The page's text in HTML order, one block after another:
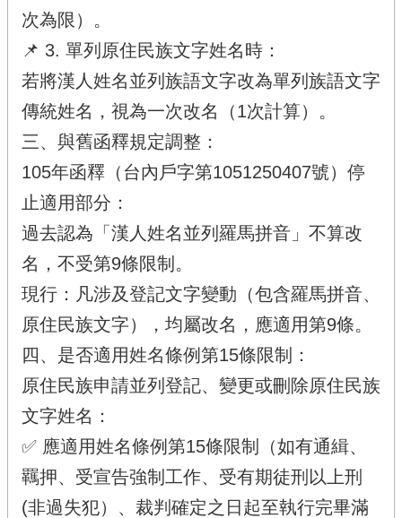
次為限）。
📌 3. 單列原住民族文字姓名時：
若將漢人姓名並列族語文字改為單列族語文字
傳統姓名，視為一次改名（1次計算）。
三、與舊函釋規定調整：
105年函釋（台內戶字第1051250407號）停
止適用部分：
過去認為「漢人姓名並列羅馬拼音」不算改
名，不受第9條限制。
現行：凡涉及登記文字變動（包含羅馬拼音、
原住民族文字），均屬改名，應適用第9條。
四、是否適用姓名條例第15條限制：
原住民族申請並列登記、變更或刪除原住民族
文字姓名：
✅ 應適用姓名條例第15條限制（如有通緝、
羈押、受宣告強制工作、受有期徒刑以上刑
(非過失犯）、裁判確定之日起至執行完畢滿